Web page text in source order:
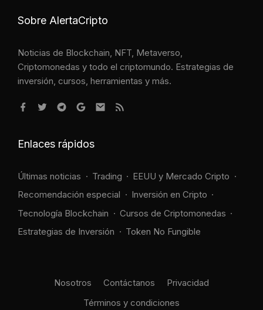
Sobre AlertaCripto
Noticias de Blockchain, NFT, Metaverso,
Criptomonedas y todo el criptomundo. Estrategias de
inversión, cursos, herramientas y más.
Enlaces rápidos
Últimas noticias Trading
EEUU y Mercado Cripto
Recomendación especial
Inversión en Cripto
Tecnología Blockchain
Cursos de Criptomonedas
Estrategias de Inversión
Token No Fungible
Nosotros Contáctanos
Privacidad
Términos y condiciones